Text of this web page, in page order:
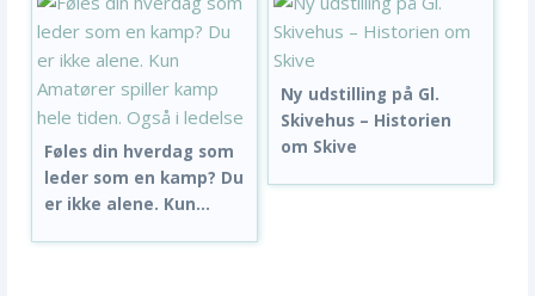
Føles din hverdag som
leder som en kamp? Du
er ikke alene. Kun...
Ny udstilling på Gl.
Skivehus – Historien
om Skive